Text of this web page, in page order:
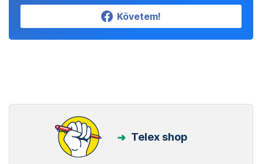
Követem!
Telex shop